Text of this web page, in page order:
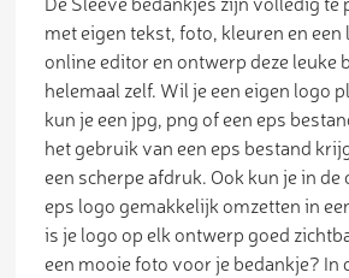
met eigen tekst, foto, kleuren en een
online editor en ontwerp deze leuke
helemaal zelf. Wil je een eigen logo
kun je een jpg, png of een eps
het gebruik van een eps bestand
een scherpe afdruk. Ook kun je in
eps logo gemakkelijk omzetten in
is je logo op elk ontwerp goed
een mooie foto voor je bedankje? In